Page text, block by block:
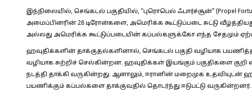
இந்நிலையில், செங்கடல் பகுதியில், “புரொபெல் ஃபார்ச்சூன்” (Propel
அமைப்பினரின் 28 டிரோன்களை, அமெரிக்க கூட்டுப்படை சுட்டு
அல்லது அமெரிக்க கூட்டுப்படையின் கப்பல்களுக்கோ எந்த சேதமும்
ஹவுதிக்களின் தாக்குதல்களினால், செங்கடல் பகுதி வழியாக
வழியாக சுற்றிச் செல்கின்றன. ஹவுதிக்கள் இயங்கும் பகுதிகளை குறி
நடத்தி தாக்கி வருகின்றது. ஆனாலும், ஈரானின் மறைமுக உதவியுடன்
பயணிக்கும் கப்பல்களை தாக்குவதில் தொடர்ந்து ஈடுபட்டு வருகின்றனர்.